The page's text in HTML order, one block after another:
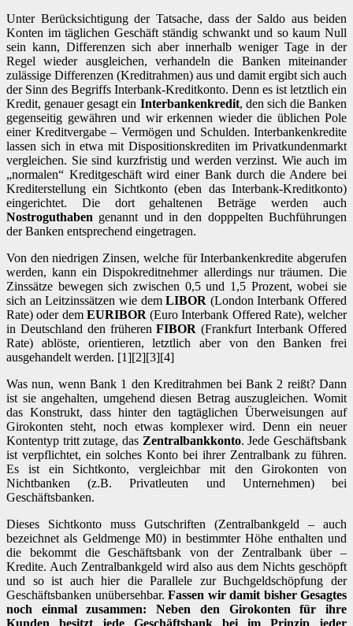
Unter Berücksichtigung der Tatsache, dass der Saldo aus beiden
Konten im täglichen Geschäft ständig schwankt und so kaum Null
sein kann, Differenzen sich aber innerhalb weniger Tage in der
Regel wieder ausgleichen, verhandeln die Banken miteinander
zulässige Differenzen (Kreditrahmen) aus und damit ergibt sich auch
der Sinn des Begriffs Interbank-Kreditkonto. Denn es ist letztlich ein
Kredit, genauer gesagt ein Interbankenkredit, den sich die Banken
gegenseitig gewähren und wir erkennen wieder die üblichen Pole
einer Kreditvergabe – Vermögen und Schulden. Interbankenkredite
lassen sich in etwa mit Dispositionskrediten im Privatkundenmarkt
vergleichen. Sie sind kurzfristig und werden verzinst. Wie auch im
„normalen“ Kreditgeschäft wird einer Bank durch die Andere bei
Krediterstellung ein Sichtkonto (eben das Interbank-Kreditkonto)
eingerichtet. Die dort gehaltenen Beträge werden auch
Nostroguthaben genannt und in den dopppelten Buchführungen
der Banken entsprechend eingetragen.
Von den niedrigen Zinsen, welche für Interbankenkredite abgerufen
werden, kann ein Dispokreditnehmer allerdings nur träumen. Die
Zinssätze bewegen sich zwischen 0,5 und 1,5 Prozent, wobei sie
sich an Leitzinssätzen wie demLIBOR (London Interbank Offered
Rate) oder dem EURIBOR (Euro Interbank Offered Rate), welcher
in Deutschland den früherenFIBOR (Frankfurt Interbank Offered
Rate) ablöste, orientieren, letztlich aber von den Banken frei
ausgehandelt werden. [1][2][3][4]
Was nun, wenn Bank 1 den Kreditrahmen bei Bank 2 reißt? Dann
ist sie angehalten, umgehend diesen Betrag auszugleichen. Womit
das Konstrukt, dass hinter den tagtäglichen Überweisungen auf
Girokonten steht, noch etwas komplexer wird. Denn ein neuer
Kontentyp tritt zutage, das Zentralbankkonto. Jede Geschäftsbank
ist verpflichtet, ein solches Konto bei ihrer Zentralbank zu führen.
Es ist ein Sichtkonto, vergleichbar mit den Girokonten von
Nichtbanken (z.B. Privatleuten und Unternehmen) bei
Geschäftsbanken.
Dieses Sichtkonto muss Gutschriften (Zentralbankgeld – auch
bezeichnet als Geldmenge M0) in bestimmter Höhe enthalten und
die bekommt die Geschäftsbank von der Zentralbank über –
Kredite. Auch Zentralbankgeld wird also aus dem Nichts geschöpft
und so ist auch hier die Parallele zur Buchgeldschöpfung der
Geschäftsbanken unübersehbar. Fassen wir damit bisher Gesagtes
noch einmal zusammen: Neben den Girokonten für ihre
Kunden besitzt jede Geschäftsbank bei im Prinzip jeder